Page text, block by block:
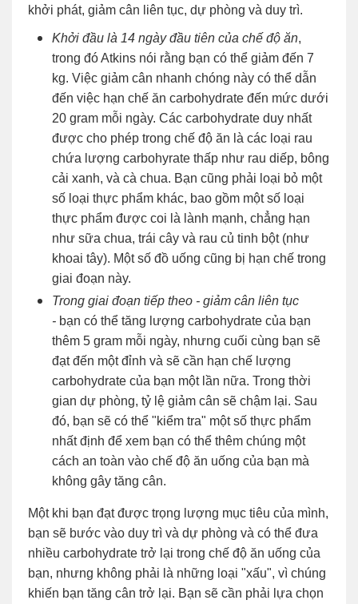
khởi phát, giảm cân liên tục, dự phòng và duy trì.
Khởi đầu là 14 ngày đầu tiên của chế độ ăn,
trong đó Atkins nói rằng bạn có thể giảm đến 7
kg. Việc giảm cân nhanh chóng này có thể dẫn
đến việc hạn chế ăn carbohydrate đến mức dưới
20 gram mỗi ngày. Các carbohydrate duy nhất
được cho phép trong chế độ ăn là các loại rau
chứa lượng carbohyrate thấp như rau diếp, bông
cải xanh, và cà chua. Bạn cũng phải loại bỏ một
số loại thực phẩm khác, bao gồm một số loại
thực phẩm được coi là lành mạnh, chẳng hạn
như sữa chua, trái cây và rau củ tinh bột (như
khoai tây). Một số đồ uống cũng bị hạn chế trong
giai đoạn này.
Trong giai đoạn tiếp theo - giảm cân liên tục
- bạn có thể tăng lượng carbohydrate của bạn
thêm 5 gram mỗi ngày, nhưng cuối cùng bạn sẽ
đạt đến một đỉnh và sẽ cần hạn chế lượng
carbohydrate của bạn một lần nữa. Trong thời
gian dự phòng, tỷ lệ giảm cân sẽ chậm lại. Sau
đó, bạn sẽ có thể "kiểm tra" một số thực phẩm
nhất định để xem bạn có thể thêm chúng một
cách an toàn vào chế độ ăn uống của bạn mà
không gây tăng cân.
Một khi bạn đạt được trọng lượng mục tiêu của mình,
bạn sẽ bước vào duy trì và dự phòng và có thể đưa
nhiều carbohydrate trở lại trong chế độ ăn uống của
bạn, nhưng không phải là những loại "xấu", vì chúng
khiến bạn tăng cân trở lại. Bạn sẽ cần phải lựa chọn